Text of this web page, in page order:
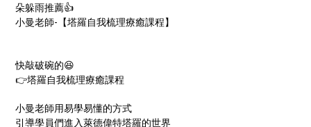
朵躲雨推薦👍
小曼老師-【塔羅自我梳理療癒課程】
快敲破碗的😆
👉塔羅自我梳理療癒課程
小曼老師用易學易懂的方式
引導學員們進入萊德偉特塔羅的世界